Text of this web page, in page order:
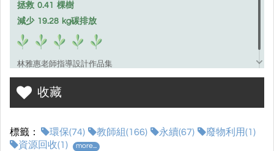
拯救 0.41
棵樹
減少 19.28 kg碳排放
林雅惠老師指導設計作品集
收藏
標籤： 環保(74) 教師組(166) 永續(67)
廢物利用(1)
資源回收(1)
more...